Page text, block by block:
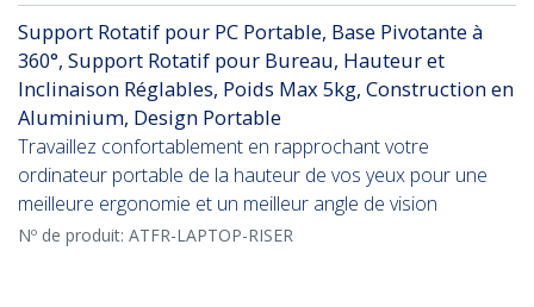
Support Rotatif pour PC Portable, Base Pivotante à
360°, Support Rotatif pour Bureau, Hauteur et
Inclinaison Réglables, Poids Max 5kg, Construction en
Aluminium, Design Portable
Travaillez confortablement en rapprochant votre
ordinateur portable de la hauteur de vos yeux pour une
meilleure ergonomie et un meilleur angle de vision
Nº de produit: ATFR-LAPTOP-RISER